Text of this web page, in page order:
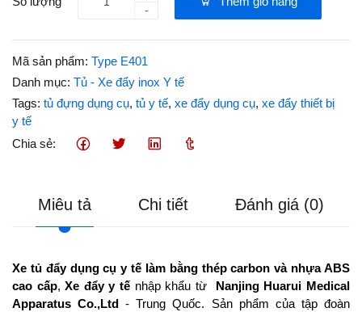
-
Mã sản phẩm: Type E401
Danh mục: Tủ - Xe đẩy inox Y tế
Tags: tủ đựng dụng cụ, tủ y tế, xe đẩy dụng cụ, xe đẩy thiết bị
y tế
Chia sẻ:
Miêu tả Chi tiết Đánh giá (0)
Xe tủ đẩy dụng cụ y tế làm bằng thép carbon và nhựa ABS
cao cấp,Xe đẩy y tếnhập khẩu từ Nanjing Huarui Medical
Apparatus Co.,Ltd - Trung Quốc. Sản phẩm của tập đoàn